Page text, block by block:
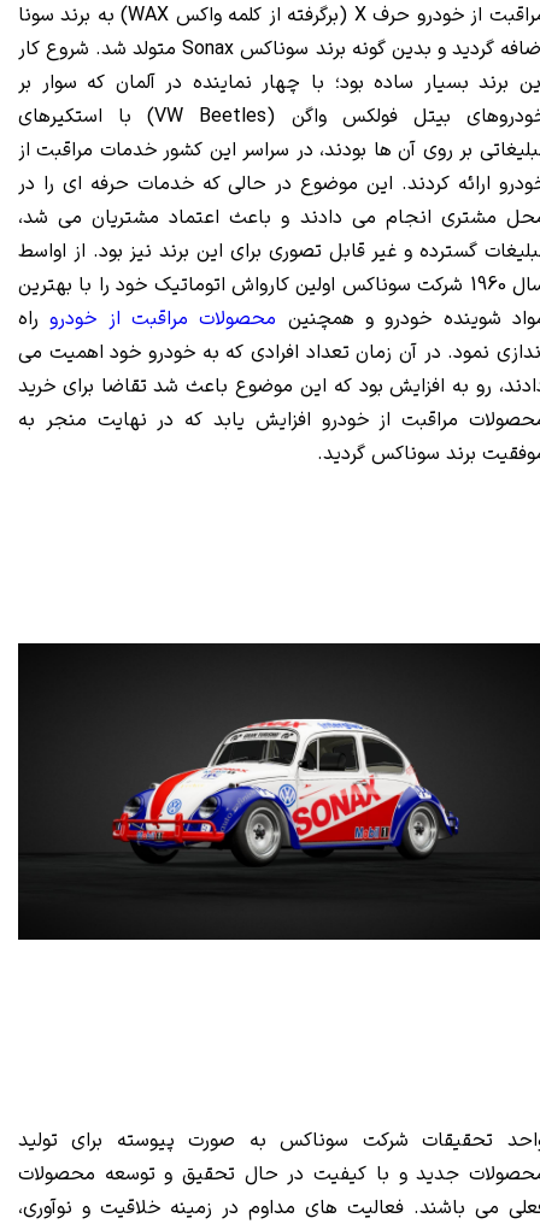
مراقبت از خودرو حرف X (برگرفته از کلمه واکس WAX) به برند سونا
گردید و بدین گونه برند سوناکس Sonax متولدشد. شروع کار
برند بسیار ساده بود؛ با چهار نماینده در آلمان که سوار بر
خودروهای بیتل فولکس واگن (VW Beetles) با استکیرهای
بر روی آن ها بودند، در سراسر این کشور خدمات مراقبت از
ارائه کردند. این موضوع در حالی که خدمات حرفه ای را در
مشتری انجام می دادند و باعث اعتماد مشتریان می شد،
گسترده و غیر قابل تصوری برای این برند نیز بود. از اواسط
سال 1960 شرکت سوناکس اولین کارواش اتوماتیک خود را با بهترین
شوینده خودرو و همچنین محصولات مراقبت از خودروراه
نمود. در آن زمان تعداد افرادی که به خودرو خود اهمیت می
رو به افزایش بود که این موضوع باعث شد تقاضا برای خرید
مراقبت از خودرو افزایش یابد که در نهایت منجر به
برند سوناکس گردید.
تحقیقات شرکت سوناکس به صورت پیوسته برای تولید
جدید و با کیفیت در حال تحقیق و توسعه محصولات
می باشند. فعالیت های مداوم در زمینه خلاقیت و نوآوری،